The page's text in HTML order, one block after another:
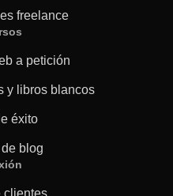
freelance
a petición
y libros blancos
éxito
blog
clientes